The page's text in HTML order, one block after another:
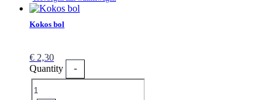
Kokos bol
€ 2,30
Quantity
-